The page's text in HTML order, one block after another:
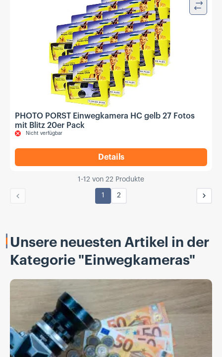
PHOTO PORST Einwegkamera HC gelb 27 Fotos
mit Blitz 20er Pack
Nicht verfügbar
Details
,PHOTO PORST
1 -12 von 22 Produkte
Vorherige
1 2
Unsere neuesten Artikel in der
Kategorie "Einwegkameras"